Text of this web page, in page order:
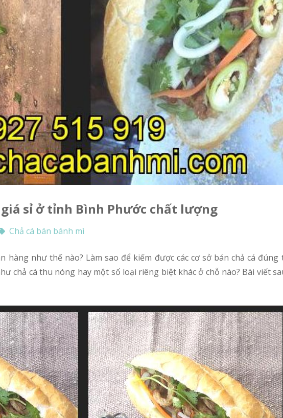
giá sỉ ở tỉnh Bình Phước chất lượng
Chả cá bán bánh mì
chả cá thu nóng hay một số loại riêng biệt khác ở chỗ nào? Bài viết